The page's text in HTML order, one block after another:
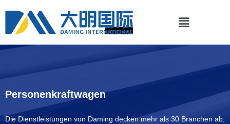
Personenkraftwagen
Die Dienstleistungen von Daming decken mehr als 30 Branchen ab,